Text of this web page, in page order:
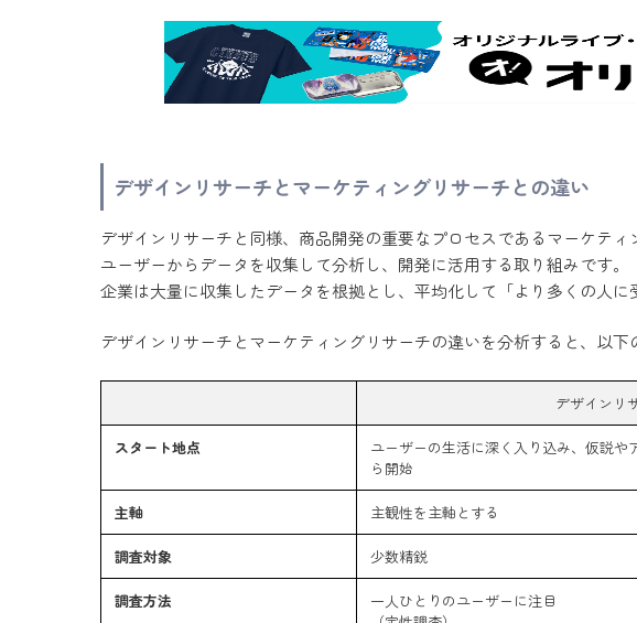
デザインリサーチとマーケティングリサーチとの違い
デザインリサーチと同様、商品開発の重要なプロセスであるマーケティ
ユーザーからデータを収集して分析し、開発に活用する取り組みです。
企業は大量に収集したデータを根拠とし、平均化して「より多くの人に
デザインリサーチとマーケティングリサーチの違いを分析すると、以下
デザインリ
スタート地点
ユーザーの生活に深く入り込み、仮説や
ら開始
主軸 主観性を主軸とする
調査対象 少数精鋭
調査方法
一人ひとりのユーザーに注目